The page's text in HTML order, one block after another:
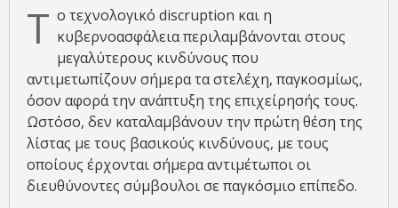
Τ ο τεχνολογικό discruption και η
κυβερνοασφάλεια περιλαμβάνονται στους
μεγαλύτερους κινδύνους που
αντιμετωπίζουν σήμερα τα στελέχη, παγκοσμίως,
όσον αφορά την ανάπτυξη της επιχείρησής τους.
Ωστόσο, δεν καταλαμβάνουν την πρώτη θέση της
λίστας με τους βασικούς κινδύνους, με τους
οποίους έρχονται σήμερα αντιμέτωποι οι
διευθύνοντες σύμβουλοι σε παγκόσμιο επίπεδο.